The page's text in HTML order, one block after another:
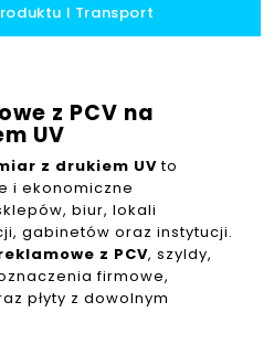
I Transport
z PCV na
UV
z drukiem UVto
i ekonomiczne
biur, lokali
gabinetów oraz instytucji.
z PCV, szyldy,
firmowe,
płyty z dowolnym